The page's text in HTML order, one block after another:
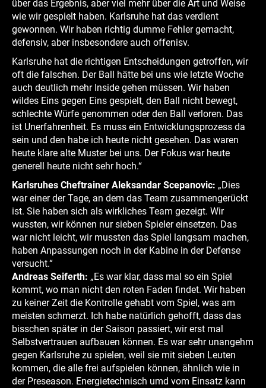
über das Ergebnis, aber viel mehr über die Art und Weise
wie wir gespielt haben. Karlsruhe hat das verdient
gewonnen. Wir haben richtig dumme Fehler gemacht,
defensiv, aber insbesondere auch offenisv.
Karlsruhe hat die richtigen Entscheidungen getroffen, wir
oft die falschen. Der Ball hätte bei uns wie letzte Woche
auch deutlich mehr Inside gehen müssen. Wir haben
wildes Eins gegen Eins gespielt, den Ball nicht bewegt,
schlechte Würfe genommen oder den Ball verloren. Das
ist Unerfahrenheit. Es muss ein Entwicklungsprozess da
sein und den habe ich heute nicht gesehen. Das waren
heute klare alte Muster bei uns. Der Fokus war heute
generell heute nicht sehr hoch.“
Karlsruhes Cheftrainer Aleksandar Scepanovic: „Dies
war einer der Tage, an dem das Team zusammengerückt
ist. Sie haben sich als wirkliches Team gezeigt. Wir
wussten, wir können nur sieben Spieler einsetzen. Das
war nicht leicht, wir mussten das Spiel langsam machen,
haben Anpassungen noch in der Kabine in der Defense
versucht.“
Andreas Seiferth: „Es war klar, dass mal so ein Spiel
kommt, wo man nicht den roten Faden findet. Wir haben
zu keiner Zeit die Kontrolle gehabt vom Spiel, was am
meisten schmerzt. Ich habe natürlich gehofft, dass das
bisschen später in der Saison passiert, wir erst mal
Selbstvertrauen aufbauen können. Es war sehr unangehm
gegen Karlsruhe zu spielen, weil sie mit sieben Leuten
kommen, die alle frei aufspielen können, ähnlich wie in
der Preseason. Energietechnisch umd vom Einsatz kann